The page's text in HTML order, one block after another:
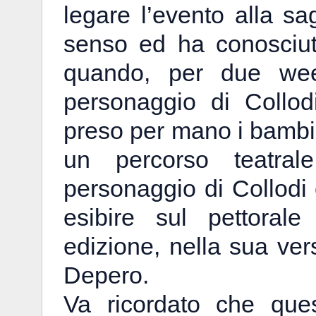
legare l’evento alla
senso ed ha
quando, per due
personaggio di
preso per mano i
un percorso
personaggio di
esibire sul
edizione, nella sua
Depero.
Va ricordato che